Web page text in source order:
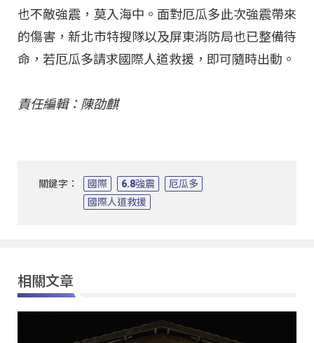
也不敵強震，莫入海中。面對厄瓜多此次強震帶來
的傷害，新北市特搜隊以及屏東消防局也已整備待
命，若厄瓜多請求國際人道救援，即可隨時出動。
責任編輯：陳劭麒
關鍵字： 國際 6.8強震
厄瓜多
國際人道救援
相關文章